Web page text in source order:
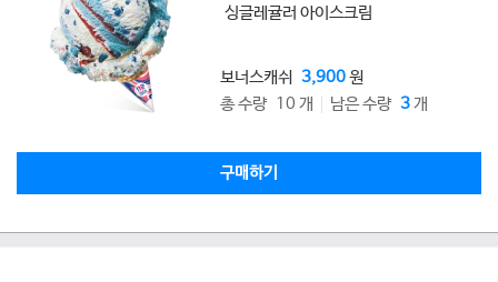
싱글레귤러 아이스크림
보너스캐쉬 3,900원
총 수량 10 개
남은 수량 3개
구매하기